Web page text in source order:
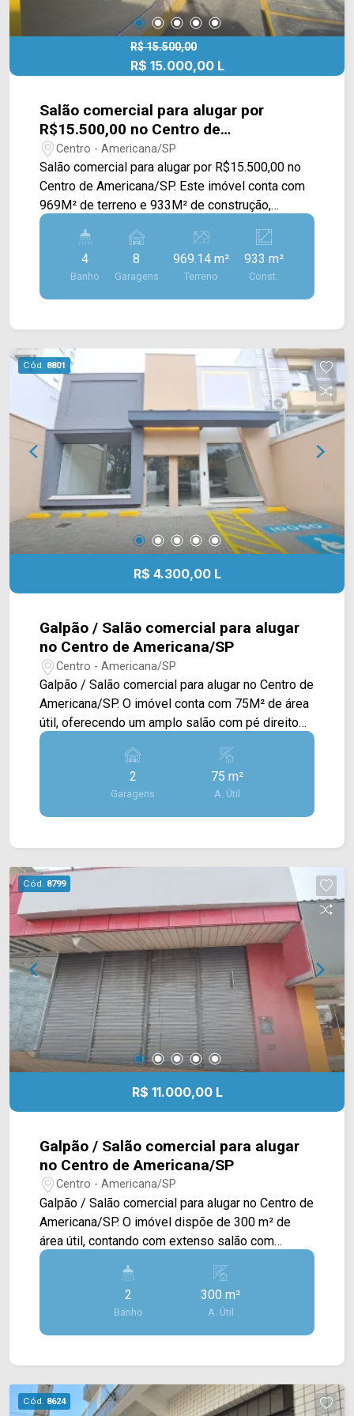
R$ 15.500,00
R$ 15.000,00 L
Salão comercial para alugar por
R$15.500,00 no Centro de
Americana/SP
Centro - Americana/SP
Salão comercial para alugar por R$15.500,00 no
Centro de Americana/SP. Este imóvel conta com
969M² de terreno e 933M² de construção,
possuindo um amplo salão, um grande depósito
e 03 salas privativas. > 04 banheiros; > 08 vagas
rotativas; Localizado em uma região privilegiada,
próximo à Av. Campos Sales, Av. Dr. Antônio Lobo
e Rua Gonçalves Dias, contém fácil acesso a Av.
bancos e restaurantes. Entre em contato com a
equipe da Arbix Imóveis e agende a sua visita!!
WhatsApp e Telefone: (19) 3475-4546 ARBIX
IMÓVEIS - Presente em cada mudança!
4
Banho
8
Garagens
969.14 m²
Terreno
933 m²
Const.
Cód. 8801
R$ 4.300,00 L
Galpão / Salão comercial para alugar
no Centro de Americana/SP
Centro - Americana/SP
Galpão / Salão comercial para alugar no Centro de
Americana/SP. O imóvel conta com 75M² de área
útil, oferecendo um amplo salão com pé direito
alto, acabamento em piso porcelanato, teto em
sanca, copa e área de serviço nos fundos. > 02
banheiros com acessibilidade; > 01 vaga de
garagem rotativa. Localizado em uma região
privilegiada, próximo à Av. Rafael Vitta, Rua
supermercado Savegnago, farmácias,
restaurantes e estando em frente ao Banco do
Brasil. Entre em contato com a equipe da Arbix
Imóveis e agende a sua visita!! WhatsApp e
Telefone: (19) 3475-4546 ARBIX IMÓVEIS -
Presente em cada mudança!
2
Garagens
75 m²
A. Útil
Cód. 8799
R$ 11.000,00 L
Galpão / Salão comercial para alugar
no Centro de Americana/SP
Centro - Americana/SP
Galpão / Salão comercial para alugar no Centro de
Americana/SP. O imóvel dispõe de 300 m² de
área útil, contando com extenso salão com
mezanino com 90M², possuindo acabamento em
piso porcelanato, expositor em blindex, ar
condicionado, copa, sala privativa e depósito. >
02 banheiros; Localizado em uma região
privilegiada, próximo à Av. Rafael Vitta, Rua
supermercado Savegnago, farmácias,
restaurantes e bancos. Entre em contato com a
2
Banho
300 m²
A. Útil
Cód. 8624